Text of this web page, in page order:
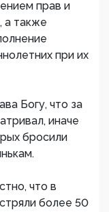
прав и
а также
при их
Богу, что за
иначе
бросили
что в
более 50